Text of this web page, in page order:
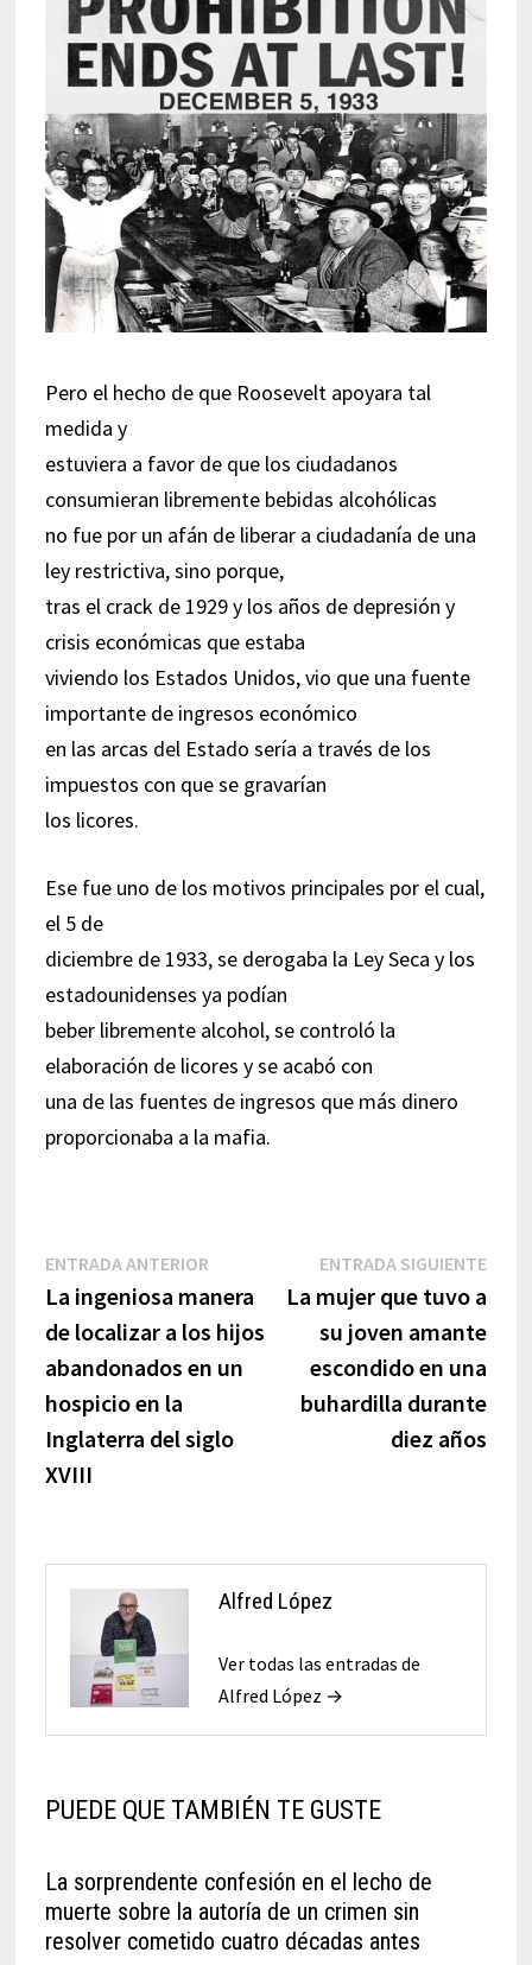
Pero el hecho de que Roosevelt apoyara tal
medida y
estuviera a favor de que los ciudadanos
consumieran libremente bebidas alcohólicas
no fue por un afán de liberar a ciudadanía de una
ley restrictiva, sino porque,
tras el crack de 1929 y los años de depresión y
crisis económicas que estaba
viviendo los Estados Unidos, vio que una fuente
importante de ingresos económico
en las arcas del Estado sería a través de los
impuestos con que se gravarían
los licores.
Ese fue uno de los motivos principales por el cual,
el 5 de
diciembre de 1933, se derogaba la Ley Seca y los
estadounidenses ya podían
beber libremente alcohol, se controló la
elaboración de licores y se acabó con
una de las fuentes de ingresos que más dinero
proporcionaba a la mafia.
Navegación
de
entradas
ENTRADA ANTERIOREntrada
anterior:
La ingeniosa manera
de localizar a los hijos
abandonados en un
hospicio en la
Inglaterra del siglo
XVIII
ENTRADA SIGUIENTE
La mujer que tuvo a
su joven amante
escondido en una
buhardilla durante
diez años
Alfred López
Ver todas las entradas de
Alfred López →
PUEDE QUE TAMBIÉN TE GUSTE
La sorprendente confesión en el lecho de
muerte sobre la autoría de un crimen sin
resolver cometido cuatro décadas antes